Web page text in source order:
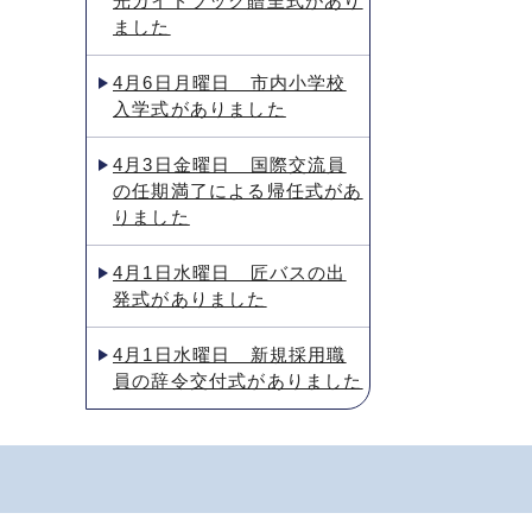
ました
4月6日月曜日 市内小学校
入学式がありました
4月3日金曜日 国際交流員
の任期満了による帰任式があ
りました
4月1日水曜日 匠バスの出
発式がありました
4月1日水曜日 新規採用職
員の辞令交付式がありました